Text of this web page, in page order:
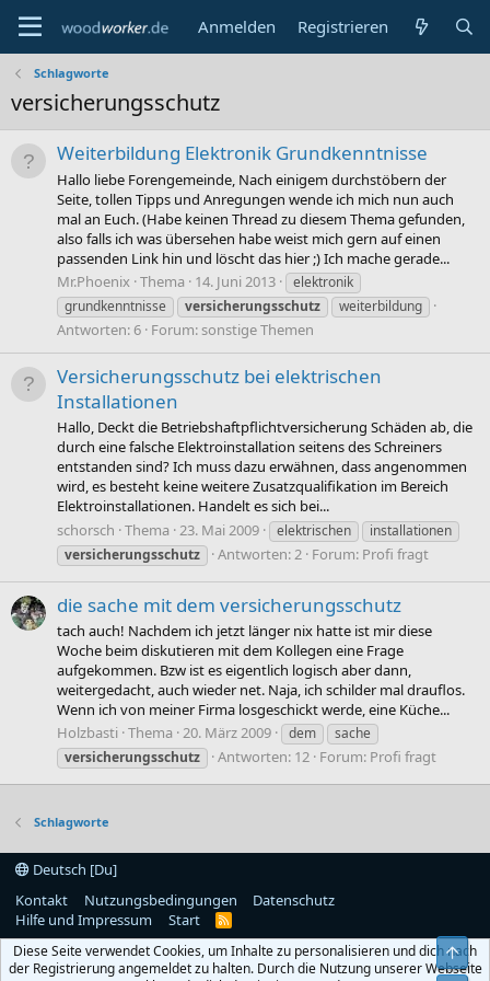
Anmelden Registrieren
Schlagworte
versicherungsschutz
Weiterbildung Elektronik Grundkenntnisse
Hallo liebe Forengemeinde, Nach einigem durchstöbern der
Seite, tollen Tipps und Anregungen wende ich mich nun auch
mal an Euch. (Habe keinen Thread zu diesem Thema gefunden,
also falls ich was übersehen habe weist mich gern auf einen
passenden Link hin und löscht das hier ;) Ich mache gerade...
Mr.Phoenix Thema 14. Juni 2013
elektronik
grundkenntnisse
versicherungsschutz weiterbildung
Antworten: 6 Forum:sonstige Themen
Versicherungsschutz bei elektrischen
Installationen
Hallo, Deckt die Betriebshaftpflichtversicherung Schäden ab, die
durch eine falsche Elektroinstallation seitens des Schreiners
entstanden sind? Ich muss dazu erwähnen, dass angenommen
wird, es besteht keine weitere Zusatzqualifikation im Bereich
Elektroinstallationen. Handelt es sich bei...
schorsch Thema 23. Mai 2009 elektrischen
installationen
versicherungsschutz
Antworten: 2 Forum: Profi fragt
die sache mit dem versicherungsschutz
tach auch! Nachdem ich jetzt länger nix hatte ist mir diese
Woche beim diskutieren mit dem Kollegen eine Frage
aufgekommen. Bzw ist es eigentlich logisch aber dann,
weitergedacht, auch wieder net. Naja, ich schilder mal drauflos.
Wenn ich von meiner Firma losgeschickt werde, eine Küche...
Holzbasti Thema 20. März 2009 dem
sache
versicherungsschutz
Antworten: 12 Forum: Profi fragt
Schlagworte
Deutsch [Du]
Kontakt
Nutzungsbedingungen
Datenschutz
Hilfe und Impressum
Start
R
S
Diese Seite verwendet Cookies, um Inhalte zu personalisieren und dich nach
der Registrierung angemeldet zu halten. Durch die Nutzung unserer Webseite